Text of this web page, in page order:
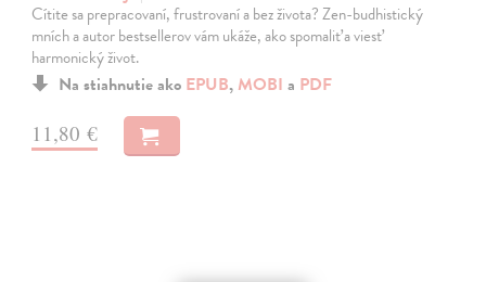
Cítite sa prepracovaní, frustrovaní a bez života? Zen-budhistický
mních a autor bestsellerov vám ukáže, ako spomaliť a viesť
harmonický život.
Na stiahnutie ako EPUB, MOBI a PDF
11,80 €